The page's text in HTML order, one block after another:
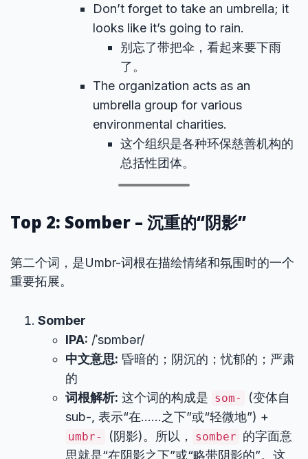
Don’t forget to take an umbrella; it
looks like it’s going to rain.
别忘了带把伞，看起来要下雨
了。
The organization acts as an
umbrella group for various
environmental charities.
这个组织是各种环保慈善机构的
总括性团体。
Top 2: Somber – 沉重的“阴影”
第二个词，是Umbr-词根在描绘情绪和氛围时的一个
重要拓展。
Somber
IPA: /ˈsɒmbər/
中文意思: 昏暗的；阴沉的；忧郁的；严肃
的
词根解析: 这个词的构成是 som-
(变体自
sub-, 表示“在……之下”或“轻微地”) +
umbr- (阴影)。所以， somber 的字面意
思就是“在阴影之下”或“略带阴影的”。这